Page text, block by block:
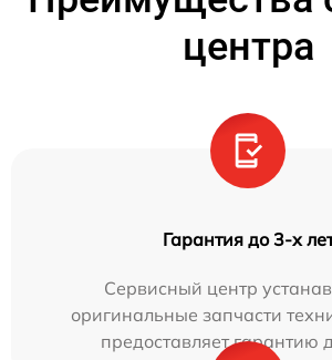
центра
Гарантия до 3-х
Сервисный центр
оригинальные запчасти
предоставляет гарантию